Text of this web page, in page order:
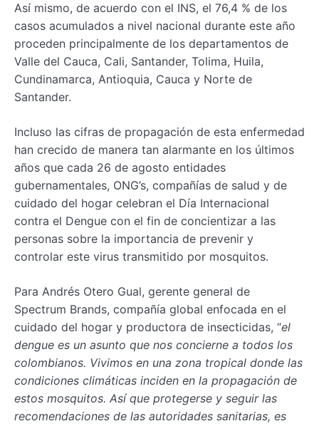
Así mismo, de acuerdo con el INS, el 76,4 % de los
casos acumulados a nivel nacional durante este año
proceden principalmente de los departamentos de
Valle del Cauca, Cali, Santander, Tolima, Huila,
Cundinamarca, Antioquia, Cauca y Norte de
Santander.
Incluso las cifras de propagación de esta enfermedad
han crecido de manera tan alarmante en los últimos
años que cada 26 de agosto entidades
gubernamentales, ONG’s, compañías de salud y de
cuidado del hogar celebran el Día Internacional
contra el Dengue con el fin de concientizar a las
personas sobre la importancia de prevenir y
controlar este virus transmitido por mosquitos.
Para Andrés Otero Gual, gerente general de
Spectrum Brands, compañía global enfocada en el
cuidado del hogar y productora de insecticidas, “el
dengue es un asunto que nos concierne a todos los
colombianos. Vivimos en una zona tropical donde las
condiciones climáticas inciden en la propagación de
estos mosquitos. Así que protegerse y seguir las
recomendaciones de las autoridades sanitarias, es